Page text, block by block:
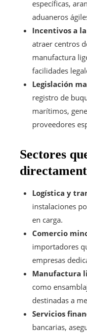
específicas,
aduaneros
Incentivos a
atraer centros
manufactura
facilidades
Legislación
registro de
marítimos,
proveedores
Sectores
Logística y
instalaciones
en carga.
Comercio
importadores
empresas
Manufactura
como
destinadas a
Servicios
bancarias,